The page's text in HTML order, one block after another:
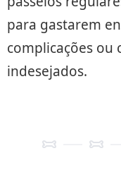
para gastarem
complicações
indesejados.